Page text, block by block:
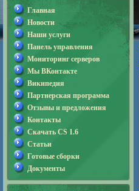
Главная
Новости
Наши услуги
Панель управления
Мониторинг серверов
Мы ВКонтакте
Википедия
Партнерская программа
Отзывы и предложения
Контакты
Скачать CS 1.6
Статьи
Готовые сборки
Документы